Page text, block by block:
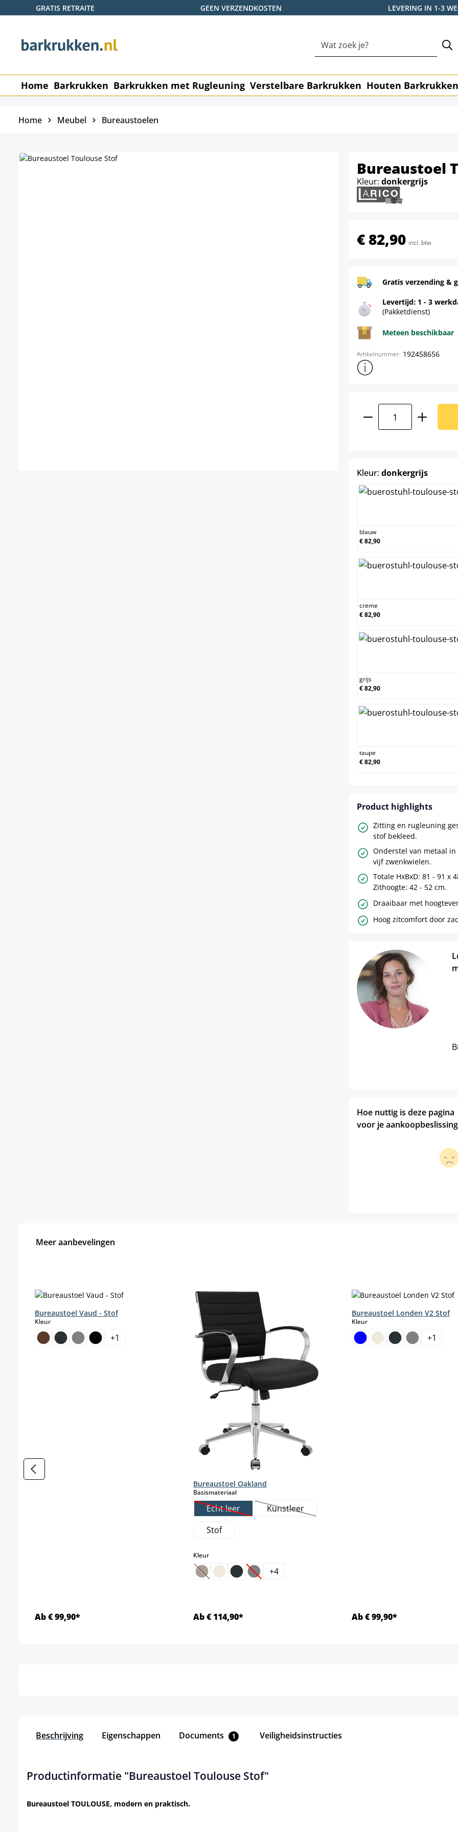
de hoofdinhoud
Ga naar de zoekopdracht
Ga naar de hoofdnavigatie
GRATIS RETRAITE GEEN VERZENDKOSTEN LEVERING IN 1-3
Home Barkrukken Barkrukken met Rugleuning Verstelbare Barkrukken Houten Barkrukken
Home Meubel Bureaustoelen
Bureaustoel
Kleur: donkergrijs
€ 82,90 incl. btw
Gratis verzending &
Levertijd: 1 - 3
(Pakketdienst)
Meteen beschikbaar
Artikelnummer: 192458656
Toon meer productinformatie
Kleur:donkergrijsselect
blauw
€ 82,90
creme
€ 82,90
grijs
€ 82,90
taupe
€ 82,90
Product highlights
Zitting en rugleuning
stof bekleed.
Onderstel van metaal
vijf zwenkwielen.
Totale HxBxD: 81 - 91 x
Zithoogte: 42 - 52 cm.
Draaibaar met
Hoog zitcomfort door
Hoe nuttig is deze pagina
voor je
Meer aanbevelingen
Bureaustoel Vaud - Stof
Kleurselect
+1
Ab € 99,90*
Bureaustoel Oakland
Basismateriaalselect
Echt leer(Deze optie is momenteel niet beschikbaar.)
Kunstleer(Deze optie is momenteel niet beschikbaar.)
Stof
Kleurselect
(Deze optie is momenteel niet beschikbaar.)
(Deze optie is momenteel niet beschikbaar.)
+4
Ab € 114,90*
Bureaustoel Londen V2 Stof
Kleurselect
+1
Ab € 99,90*
Beschrijving Eigenschappen Documents 1 Veiligheidsinstructies
Productinformatie "Bureaustoel Toulouse Stof"
Bureaustoel TOULOUSE, modern en praktisch.